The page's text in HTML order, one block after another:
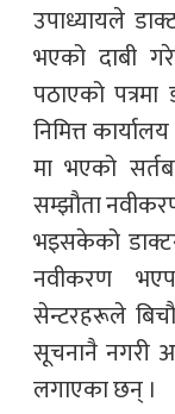
उपाध्यायले
भएको दाबी
पठाएको
निमित्त
मा भएको
सम्झौता
भइसकेको
नवीकरण
सेन्टरहरूले
सूचनानै नगरी
लगाएका छन् ।